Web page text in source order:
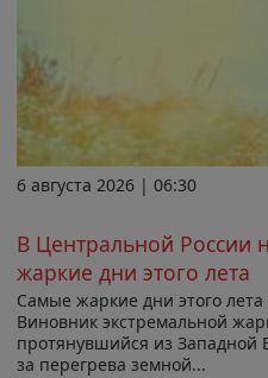
6 августа 2026 | 06:30
В Центральной России
жаркие дни этого лета
Самые жаркие дни этого
Виновник экстремальной
протянувшийся из Западной
за перегрева земной...